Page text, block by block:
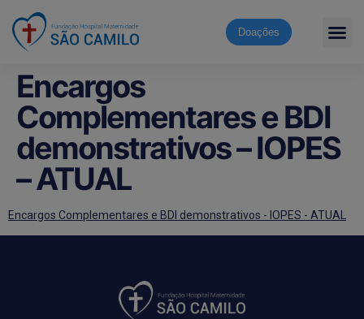
Doações
Encargos
Complementares e BDI
demonstrativos – IOPES
– ATUAL
Encargos Complementares e BDI demonstrativos - IOPES - ATUAL